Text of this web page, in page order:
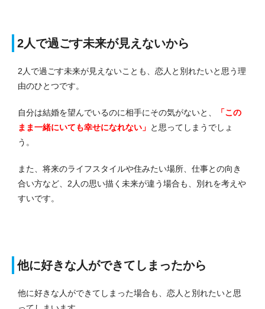
2人で過ごす未来が見えないから
2人で過ごす未来が見えないことも、恋人と別れたいと思う理
由のひとつです。
自分は結婚を望んでいるのに相手にその気がないと、
「この
まま一緒にいても幸せになれない」 と思ってしまうでしょ
う。
また、将来のライフスタイルや住みたい場所、仕事との向き
合い方など、2人の思い描く未来が違う場合も、別れを考えや
すいです。
他に好きな人ができてしまったから
他に好きな人ができてしまった場合も、恋人と別れたいと思